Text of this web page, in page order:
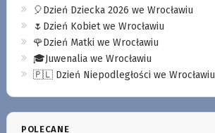
🎈Dzień Dziecka 2026 we Wrocławiu
🌷Dzień Kobiet we Wrocławiu
🌹Dzień Matki we Wrocławiu
🎓Juwenalia we Wrocławiu
🇵🇱 Dzień Niepodległości we Wrocławiu
POLECANE